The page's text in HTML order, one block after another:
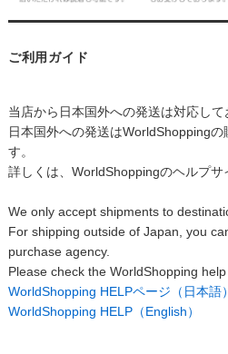
ご利用ガイド
当店から日本国外への発送は対応して
日本国外への発送はWorldShopping
す。
詳しくは、WorldShoppingのヘルプサ
We only accept shipments to
For shipping outside of Japan, you
purchase agency.
Please check the WorldShopping
WorldShopping HELPページ（日本語）
WorldShopping HELP（English）